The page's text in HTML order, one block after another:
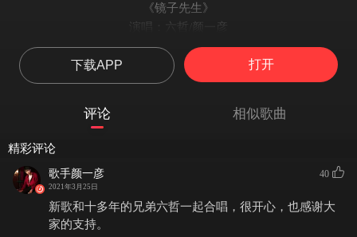
《镜子先生》
演唱：六哲/颜一彦
词：一博
编曲：大熊
曲：一博/张池
企划：桂吴迪
下载APP 打开
评论 相似歌曲
精彩评论
歌手颜一彦
2021年3月25日
40
新歌和十多年的兄弟六哲一起合唱，很开心，也感谢大
家的支持。